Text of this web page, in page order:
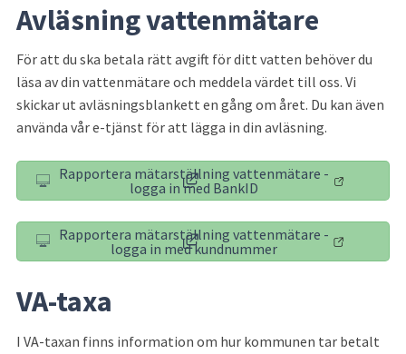
Avläsning vattenmätare
För att du ska betala rätt avgift för ditt vatten behöver du
läsa av din vattenmätare och meddela värdet till oss. Vi
skickar ut avläsningsblankett en gång om året. Du kan även
använda vår e-tjänst för att lägga in din avläsning.
Rapportera mätarställning vattenmätare -
logga in med BankID
(länk till annan webbplats,
Rapportera mätarställning vattenmätare -
logga in med kundnummer
(länk till annan webbplats,
VA-taxa
I VA-taxan finns information om hur kommunen tar betalt